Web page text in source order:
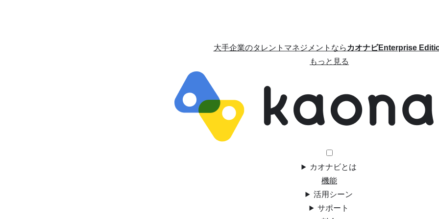
大手企業のタレントマネジメントならカオナビEnterprise
もっと見る
カオナビとは
機能
活用シーン
サポート